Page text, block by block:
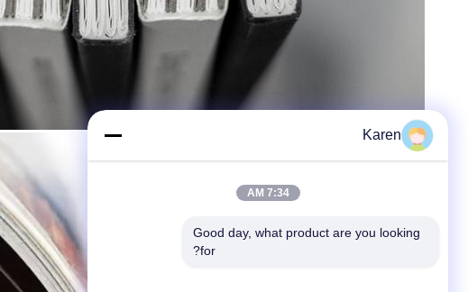
Karen
7:34 AM
Good day, what product are you looking
for?